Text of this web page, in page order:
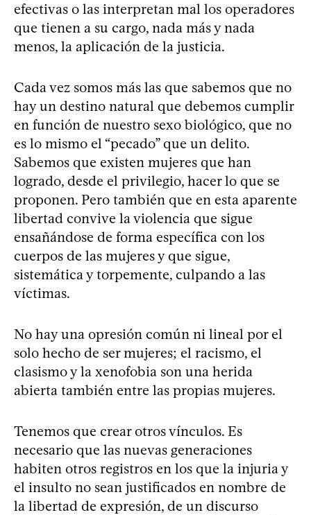
efectivas o las interpretan mal los operadores
que tienen a su cargo, nada más y nada
menos, la aplicación de la justicia.
Cada vez somos más las que sabemos que no
hay un destino natural que debemos cumplir
en función de nuestro sexo biológico, que no
es lo mismo el “pecado” que un delito.
Sabemos que existen mujeres que han
logrado, desde el privilegio, hacer lo que se
proponen. Pero también que en esta aparente
libertad convive la violencia que sigue
ensañándose de forma específica con los
cuerpos de las mujeres y que sigue,
sistemática y torpemente, culpando a las
víctimas.
No hay una opresión común ni lineal por el
solo hecho de ser mujeres; el racismo, el
clasismo y la xenofobia son una herida
abierta también entre las propias mujeres.
Tenemos que crear otros vínculos. Es
necesario que las nuevas generaciones
habiten otros registros en los que la injuria y
el insulto no sean justificados en nombre de
la libertad de expresión, de un discurso